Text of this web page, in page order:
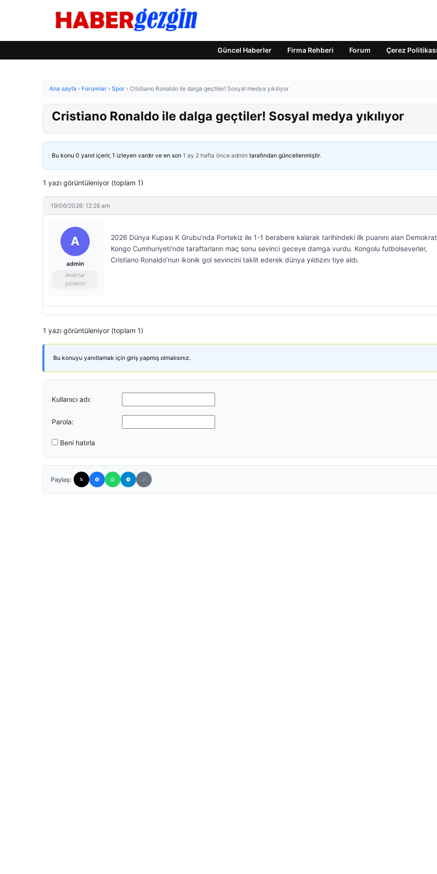
Güncel Haberler Firma Rehberi Forum Çerez Politikası
Ana sayfa › Forumlar › Spor › Cristiano Ronaldo ile dalga geçtiler! Sosyal medya yıkılıyor
Cristiano Ronaldo ile dalga geçtiler! Sosyal medya yıkılıyor
Bu konu 0 yanıt içerir, 1 izleyen vardır ve en son 1 ay 2 hafta önce admin tarafından güncellenmiştir.
1 yazı görüntüleniyor (toplam 1)
19/06/2026: 12:26 am
A
admin
Anahtar
yönetici
2026 Dünya Kupası K Grubu’nda Portekiz ile 1-1 berabere kalarak tarihindeki ilk puanını alan
Kongo Cumhuriyeti’nde taraftarların maç sonu sevinci geceye damga vurdu. Kongolu futbolseverler,
Cristiano Ronaldo’nun ikonik gol sevincini taklit ederek dünya yıldızını tiye aldı.
1 yazı görüntüleniyor (toplam 1)
Bu konuyu yanıtlamak için giriş yapmış olmalısınız.
Kullanıcı adı:
Parola:
Beni hatırla
Paylaş: